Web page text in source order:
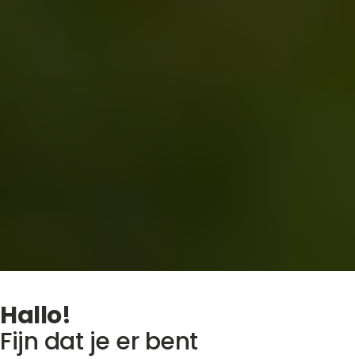
Hallo!
Fijn dat je er bent